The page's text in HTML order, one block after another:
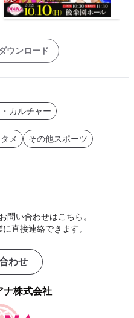
ウンロード
カルチャー
メ その他スポーツ
問い合わせはこちら。
直接連絡できます。
わせ
ナ株式会社